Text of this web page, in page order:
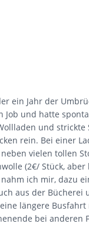
ein Jahr der
Job und hatte
und strickte
rein. Bei einer
vielen tollen
(2€/ Stück,
ich mir, dazu
aus der Bücherei
längere
bei anderen